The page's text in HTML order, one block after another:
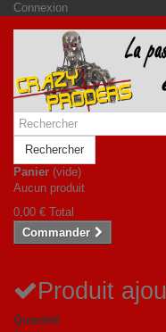
Connexion
Rechercher
Panier (vide)
Aucun produit
0,00 € Total
Commander
Produit
Quantité